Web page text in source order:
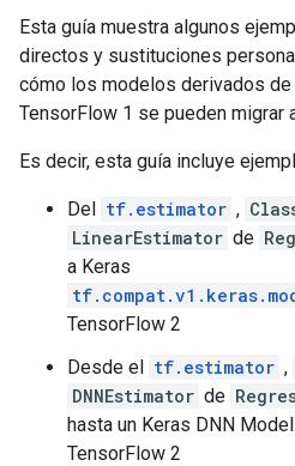
Esta guía muestra algunos
directos y sustituciones
cómo los modelos derivados de
TensorFlow 1 se pueden migrar
Es decir, esta guía incluye
Del tf.estimator ,
LinearEstimator de
a Keras
TensorFlow 2
Desde el tf.estimator ,
DNNEstimator de
hasta un Keras DNN
TensorFlow 2